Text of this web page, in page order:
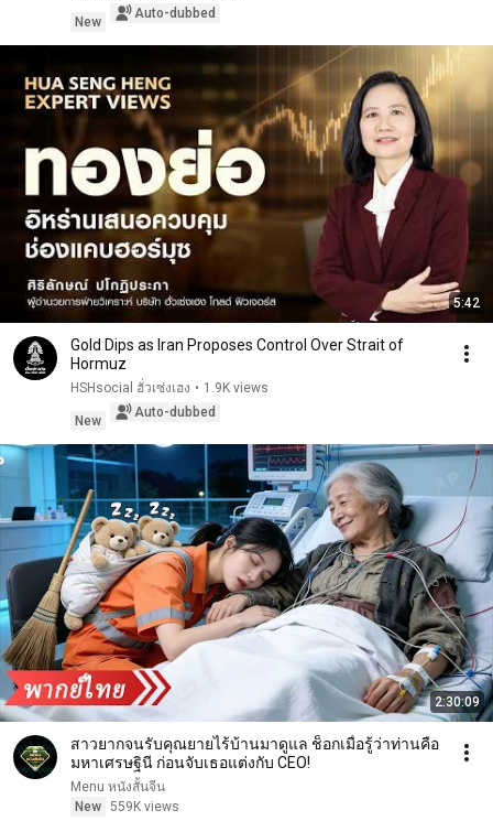
New
Auto-dubbed
5:42
Gold Dips as Iran Proposes Control Over Strait of
Hormuz
HSHsocial ฮั่วเซ่งเฮง • 1.9K views
New
Auto-dubbed
2:30:09
สาวยากจนรับคุณยายไร้บ้านมาดูแล ช็อกเมื่อรู้ว่าท่านคือ
มหาเศรษฐินี ก่อนจับเธอแต่งกับ CEO!
Menu หนังสั้นจีน
New 559K views